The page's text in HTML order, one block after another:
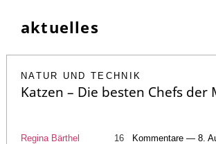
aktuelles
NATUR UND TECHNIK
Katzen – Die besten Chefs der
Regina Bärthel 16 Kommentare — 8.